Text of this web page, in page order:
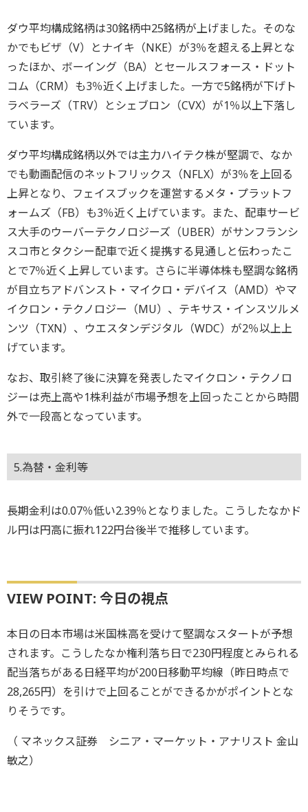
ダウ平均構成銘柄は30銘柄中25銘柄が上げました。そのな
かでもビザ（V）とナイキ（NKE）が3％を超える上昇とな
ったほか、ボーイング（BA）とセールスフォース・ドット
コム（CRM）も3％近く上げました。一方で5銘柄が下げト
ラベラーズ（TRV）とシェブロン（CVX）が1％以上下落し
ています。
ダウ平均構成銘柄以外では主力ハイテク株が堅調で、なか
でも動画配信のネットフリックス（NFLX）が3％を上回る
上昇となり、フェイスブックを運営するメタ・プラットフ
ォームズ（FB）も3％近く上げています。また、配車サービ
ス大手のウーバーテクノロジーズ（UBER）がサンフランシ
スコ市とタクシー配車で近く提携する見通しと伝わったこ
とで7％近く上昇しています。さらに半導体株も堅調な銘柄
が目立ちアドバンスト・マイクロ・デバイス（AMD）やマ
イクロン・テクノロジー（MU）、テキサス・インスツルメ
ンツ（TXN）、ウエスタンデジタル（WDC）が2％以上上
げています。
なお、取引終了後に決算を発表したマイクロン・テクノロ
ジーは売上高や1株利益が市場予想を上回ったことから時間
外で一段高となっています。
5.為替・金利等
長期金利は0.07％低い2.39％となりました。こうしたなかド
ル円は円高に振れ122円台後半で推移しています。
VIEW POINT: 今日の視点
本日の日本市場は米国株高を受けて堅調なスタートが予想
されます。こうしたなか権利落ち日で230円程度とみられる
配当落ちがある日経平均が200日移動平均線（昨日時点で
28,265円）を引けで上回ることができるかがポイントとな
りそうです。
（ マネックス証券 シニア・マーケット・アナリスト 金山
敏之）